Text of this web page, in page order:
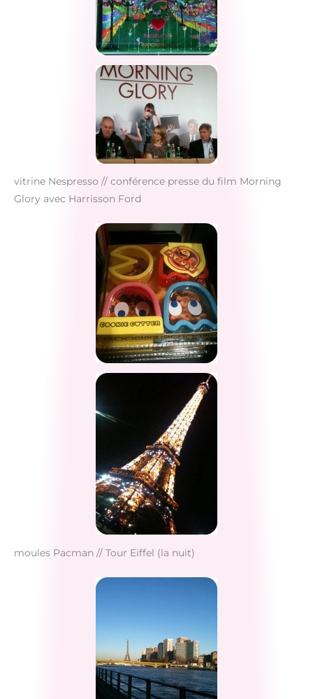
vitrine Nespresso // conférence presse du film Morning
Glory avec Harrisson Ford
moules Pacman // Tour Eiffel (la nuit)